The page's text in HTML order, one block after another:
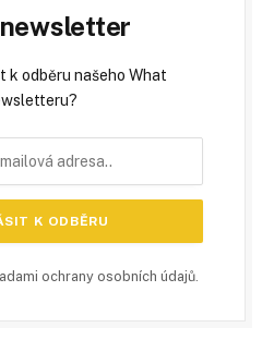
k odběru našeho What
ochrany osobních údajů